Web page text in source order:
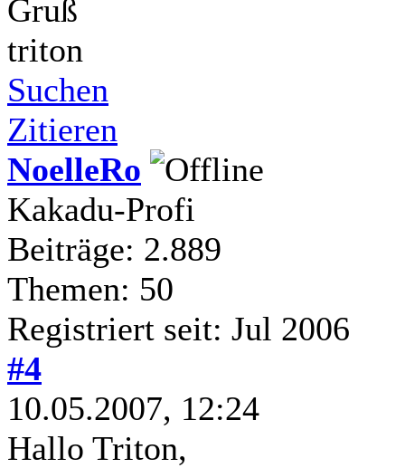
Gruß
triton
Suchen
Zitieren
NoelleRo
Kakadu-Profi
Beiträge: 2.889
Themen: 50
Registriert seit: Jul 2006
#4
10.05.2007, 12:24
Hallo Triton,